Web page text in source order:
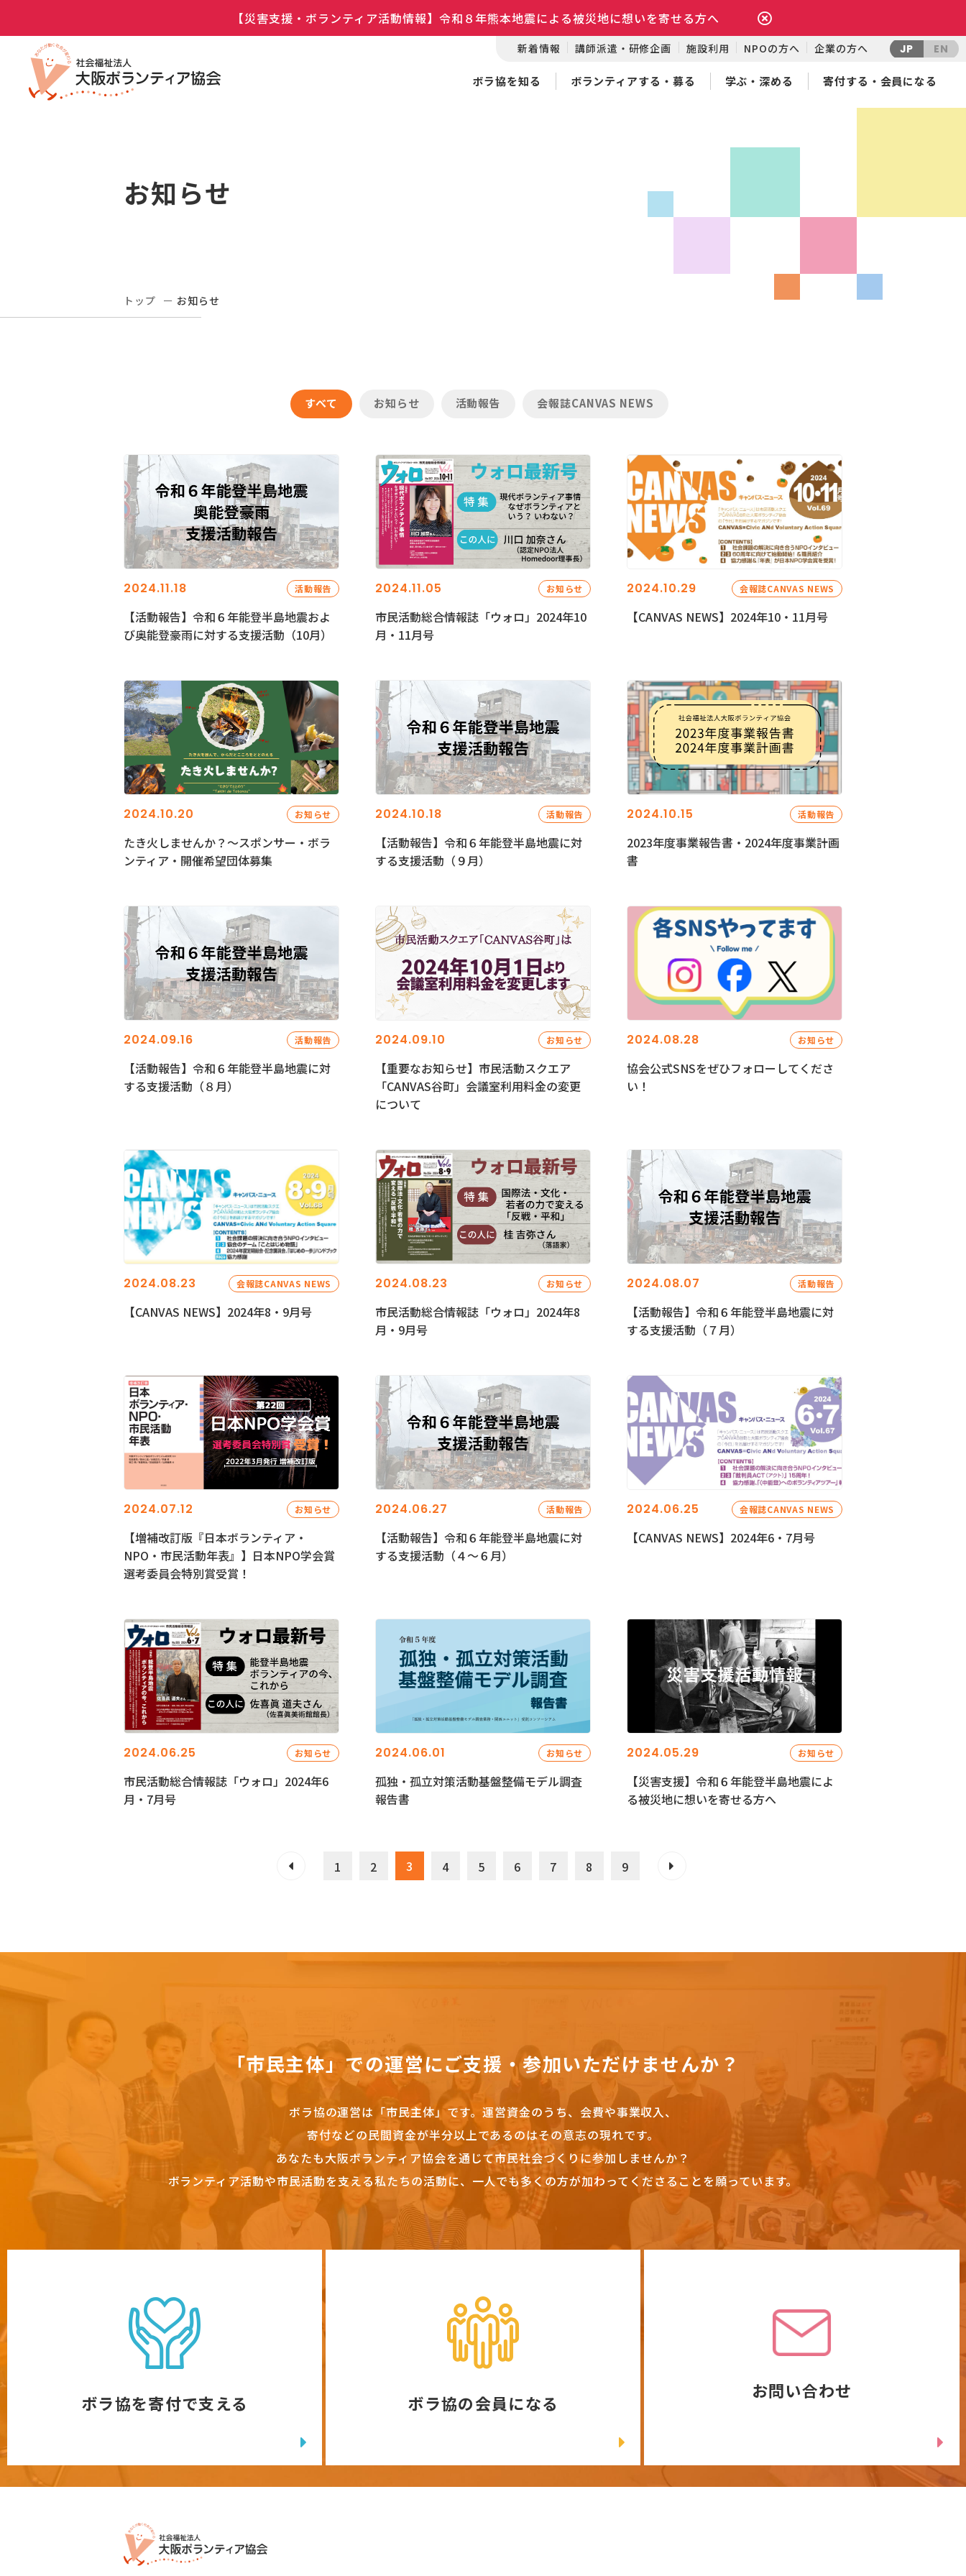
【災害支援・ボランティア活動情報】令和８年熊本地震による被災地に想いを寄せる方へ
新着情報 講師派遣・研修企画 施設利用 NPOの方へ 企業の方へ JP EN
ボラ協を知る ボランティアする・募る 学ぶ・深める 寄付する・会員になる
お知らせ
トップ お知らせ
すべて お知らせ 活動報告 会報誌CANVAS NEWS
2024.11.18 活動報告
【活動報告】令和６年能登半島地震およ
び奥能登豪雨に対する支援活動（10月）
2024.11.05 お知らせ
市民活動総合情報誌「ウォロ」2024年10
月・11月号
2024.10.29 会報誌CANVAS NEWS
【CANVAS NEWS】2024年10・11月号
2024.10.20 お知らせ
たき火しませんか？～スポンサー・ボラ
ンティア・開催希望団体募集
2024.10.18 活動報告
【活動報告】令和６年能登半島地震に対
する支援活動（９月）
2024.10.15 活動報告
2023年度事業報告書・2024年度事業計画
書
2024.09.16 活動報告
【活動報告】令和６年能登半島地震に対
する支援活動（８月）
2024.09.10 お知らせ
【重要なお知らせ】市民活動スクエア
「CANVAS谷町」会議室利用料金の変更
について
2024.08.28 お知らせ
協会公式SNSをぜひフォローしてくださ
い！
2024.08.23 会報誌CANVAS NEWS
【CANVAS NEWS】2024年8・9月号
2024.08.23 お知らせ
市民活動総合情報誌「ウォロ」2024年8
月・9月号
2024.08.07 活動報告
【活動報告】令和６年能登半島地震に対
する支援活動（７月）
2024.07.12 お知らせ
【増補改訂版『日本ボランティア・
NPO・市民活動年表』】日本NPO学会賞
選考委員会特別賞受賞！
2024.06.27 活動報告
【活動報告】令和６年能登半島地震に対
する支援活動（４〜６月）
2024.06.25 会報誌CANVAS NEWS
【CANVAS NEWS】2024年6・7月号
2024.06.25 お知らせ
市民活動総合情報誌「ウォロ」2024年6
月・7月号
2024.06.01 お知らせ
孤独・孤立対策活動基盤整備モデル調査
報告書
2024.05.29 お知らせ
【災害支援】令和６年能登半島地震によ
る被災地に想いを寄せる方へ
1 2 3 4 5 6 7 8 9
「市民主体」での運営にご支援・参加いただけませんか？
ボラ協の運営は「市民主体」です。 運営資金のうち、会費や事業収入、
寄付などの民間資金が半分以上であるのはその意志の現れです。
あなたも大阪ボランティア協会を通じて市民社会づくりに参加しませんか？
ボランティア活動や市民活動を支える私たちの活動に、一人でも多くの方が加わってくださることを願っています。
ボラ協を寄付で支える ボラ協の会員になる
お問い合わせ